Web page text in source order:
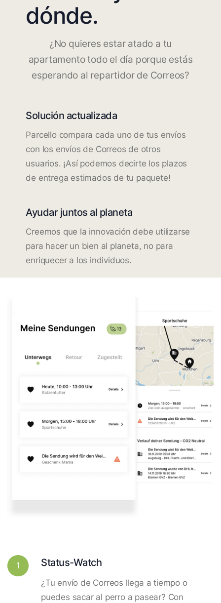
dónde.
¿No quieres estar atado a tu
apartamento todo el día porque estás
esperando al repartidor de Correos?
Solución actualizada
Parcello compara cada uno de tus envíos
con los envíos de Correos de otros
usuarios. ¡Así podemos decirte los plazos
de entrega estimados de tu paquete!
Ayudar juntos al planeta
Creemos que la innovación debe utilizarse
para hacer un bien al planeta, no para
enriquecer a los individuos.
1 Status-Watch
¿Tu envío de Correos llega a tiempo o
puedes sacar al perro a pasear? Con